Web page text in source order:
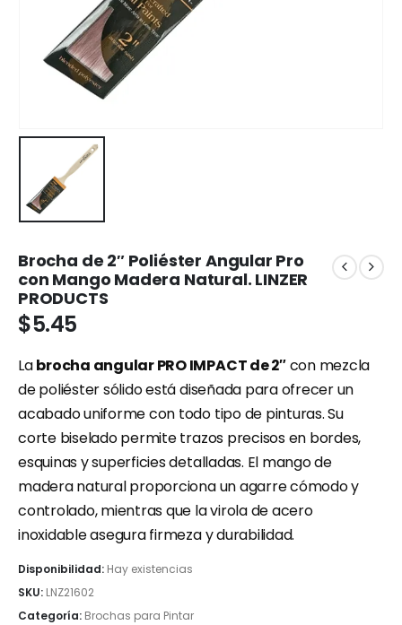
Brocha de 2″ Poliéster Angular Pro
con Mango Madera Natural. LINZER
PRODUCTS
$5.45
Labrocha angular PRO IMPACT de 2″con mezcla
de poliéster sólido está diseñada para ofrecer un
acabado uniforme con todo tipo de pinturas. Su
corte biselado permite trazos precisos en bordes,
esquinas y superficies detalladas. El mango de
madera natural proporciona un agarre cómodo y
controlado, mientras que la virola de acero
inoxidable asegura firmeza y durabilidad.
Disponibilidad: Hay existencias
SKU: LNZ21602
Categoría: Brochas para Pintar